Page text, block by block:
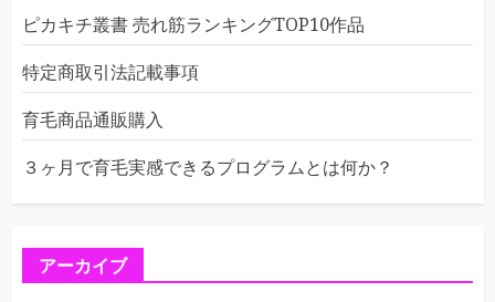
ピカキチ叢書 売れ筋ランキングTOP10作品
特定商取引法記載事項
育毛商品通販購入
３ヶ月で育毛実感できるプログラムとは何か？
アーカイブ